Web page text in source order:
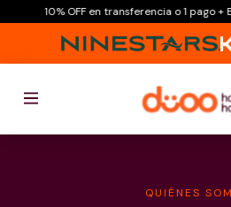
10% OFF en transferencia o 1 pago +
QUIÉNES